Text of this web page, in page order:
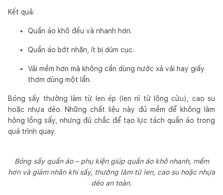
Kết quả:
Quần áo khô đều và nhanh hơn.
Quần áo bớt nhăn, ít bị dúm cục.
Vải mềm hơn mà không cần dùng nước xả vải hay giấy
thơm dùng một lần.
Bóng sấy thường làm từ len ép (len nỉ từ lông cừu), cao su
hoặc nhựa dẻo. Những chất liệu này đủ mềm để không làm
hỏng lồng sấy, nhưng đủ chắc để tạo lực tách quần áo trong
quá trình quay.
Bóng sấy quần áo – phụ kiện giúp quần áo khô nhanh, mềm
hơn và giảm nhăn khi sấy, thường làm từ len, cao su hoặc nhựa
dẻo an toàn.